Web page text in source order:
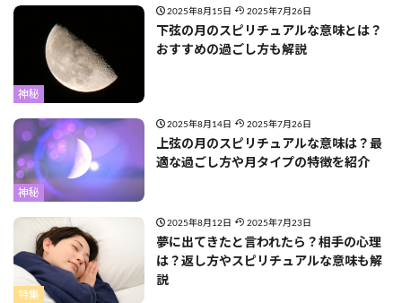
神秘
2025年8月15日 2025年7月26日
下弦の月のスピリチュアルな意味とは？
おすすめの過ごし方も解説
神秘
2025年8月14日 2025年7月26日
上弦の月のスピリチュアルな意味は？最
適な過ごし方や月タイプの特徴を紹介
特集
2025年8月12日 2025年7月23日
夢に出てきたと言われたら？相手の心理
は？返し方やスピリチュアルな意味も解
説